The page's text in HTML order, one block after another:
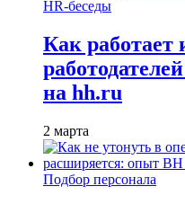
HR-беседы
Как работает
на hh.ru
2 марта
Подбор персонала